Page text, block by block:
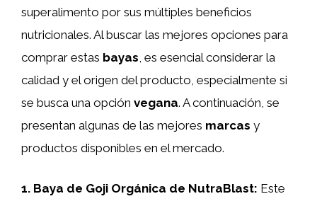
superalimento por sus múltiples beneficios
nutricionales. Al buscar las mejores opciones para
comprar estas bayas , es esencial considerar la
calidad y el origen del producto, especialmente si
se busca una opción vegana. A continuación, se
presentan algunas de las mejores marcas y
productos disponibles en el mercado.
1. Baya de Goji Orgánica de NutraBlast: Este